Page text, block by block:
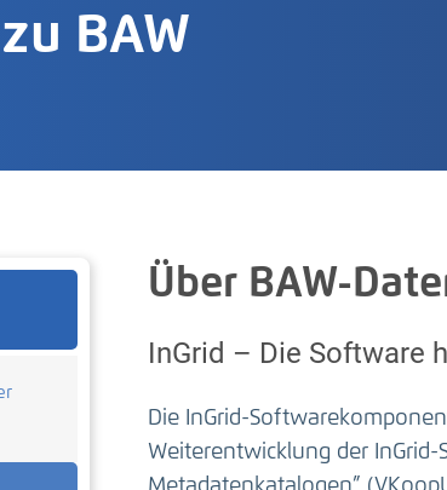
BAW
Über BAW-
InGrid – Die Software
Die InGrid-
Weiterentwicklung der